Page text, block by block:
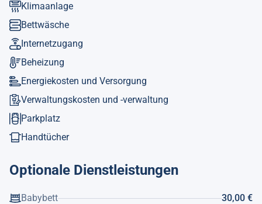
Klimaanlage
Bettwäsche
Internetzugang
Beheizung
Energiekosten und Versorgung
Verwaltungskosten und -verwaltung
Parkplatz
Handtücher
Optionale Dienstleistungen
Babybett
30,00 €